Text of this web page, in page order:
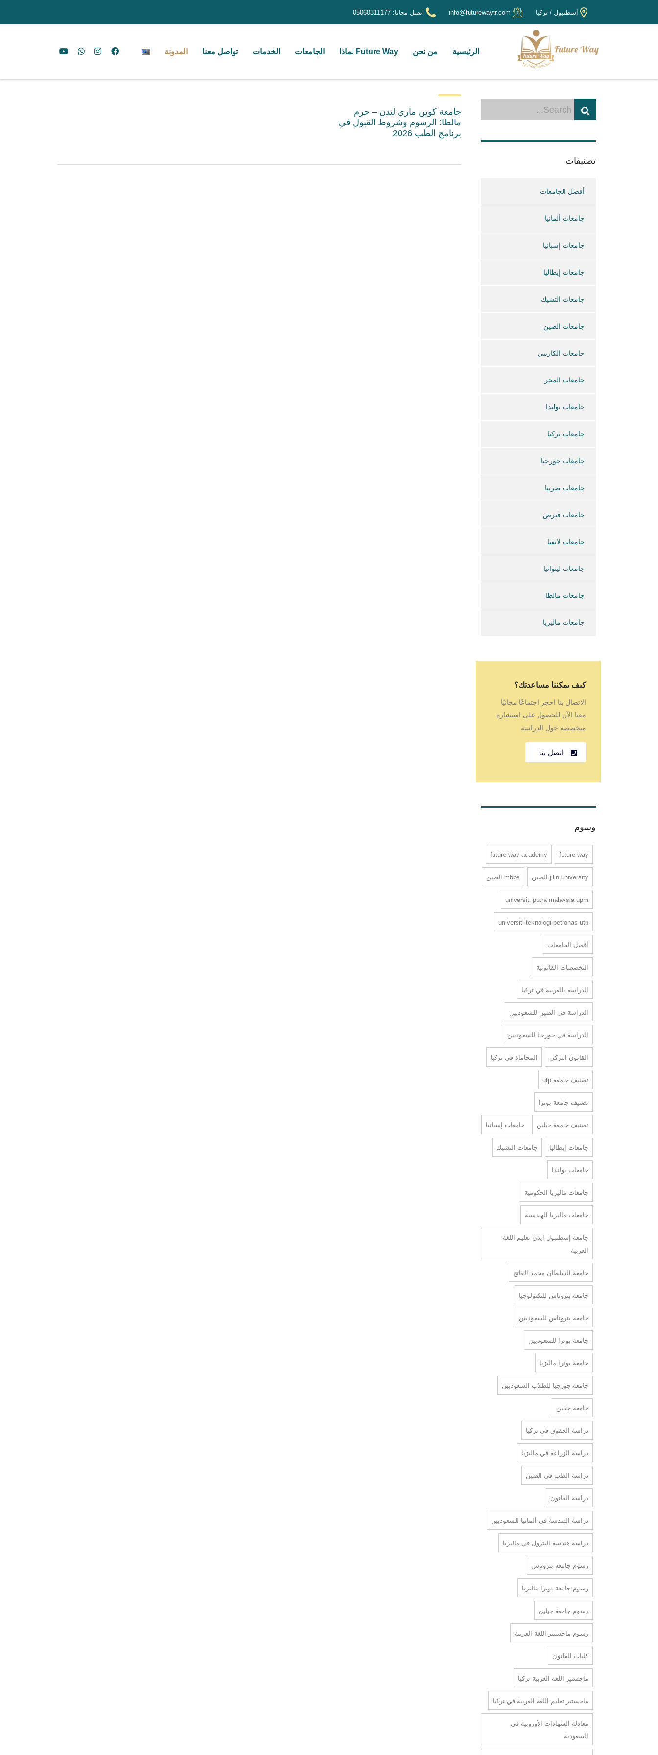
أسطنبول / تركيا info@futurewaytr.com اتصل مجانا: 05060311177
الرئيسية من نحن Future Way لماذا الجامعات الخدمات تواصل معنا المدونة
جامعة كوين ماري لندن – حرم
مالطا: الرسوم وشروط القبول في
برنامج الطب 2026
تصنيفات
أفضل الجامعات
جامعات ألمانيا
جامعات إسبانيا
جامعات إيطاليا
جامعات التشيك
جامعات الصين
جامعات الكاريبي
جامعات المجر
جامعات بولندا
جامعات تركيا
جامعات جورجيا
جامعات صربيا
جامعات قبرص
جامعات لاتفيا
جامعات ليتوانيا
جامعات مالطا
جامعات ماليزيا
كيف يمكننا مساعدتك؟
الاتصال بنا احجز اجتماعًا مجانيًا
معنا الآن للحصول على استشارة
متخصصة حول الدراسة
اتصل بنا
وسوم
future way
future way academy
jilin university الصين mbbs الصين
universiti putra malaysia upm
universiti teknologi petronas utp
أفضل الجامعات
التخصصات القانونية
الدراسة بالعربية في تركيا
الدراسة في الصين للسعوديين
الدراسة في جورجيا للسعوديين
القانون التركي المحاماة في تركيا
تصنيف جامعة utp
تصنيف جامعة بوترا
تصنيف جامعة جيلين جامعات إسبانيا
جامعات إيطاليا جامعات التشيك
جامعات بولندا
جامعات ماليزيا الحكومية
جامعات ماليزيا الهندسية
جامعة إسطنبول آيدن تعليم اللغة
العربية
جامعة السلطان محمد الفاتح
جامعة بتروناس للتكنولوجيا
جامعة بتروناس للسعوديين
جامعة بوترا للسعوديين
جامعة بوترا ماليزيا
جامعة جورجيا للطلاب السعوديين
جامعة جيلين
دراسة الحقوق في تركيا
دراسة الزراعة في ماليزيا
دراسة الطب في الصين
دراسة القانون
دراسة الهندسة في ألمانيا للسعوديين
دراسة هندسة البترول في ماليزيا
رسوم جامعة بتروناس
رسوم جامعة بوترا ماليزيا
رسوم جامعة جيلين
رسوم ماجستير اللغة العربية
كليات القانون
ماجستير اللغة العربية تركيا
ماجستير تعليم اللغة العربية في تركيا
معادلة الشهادات الأوروبية في
السعودية